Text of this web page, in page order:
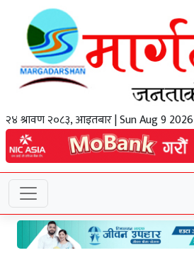
२४ श्रावण २०८३, आइतबार | Sun Aug 9 2026